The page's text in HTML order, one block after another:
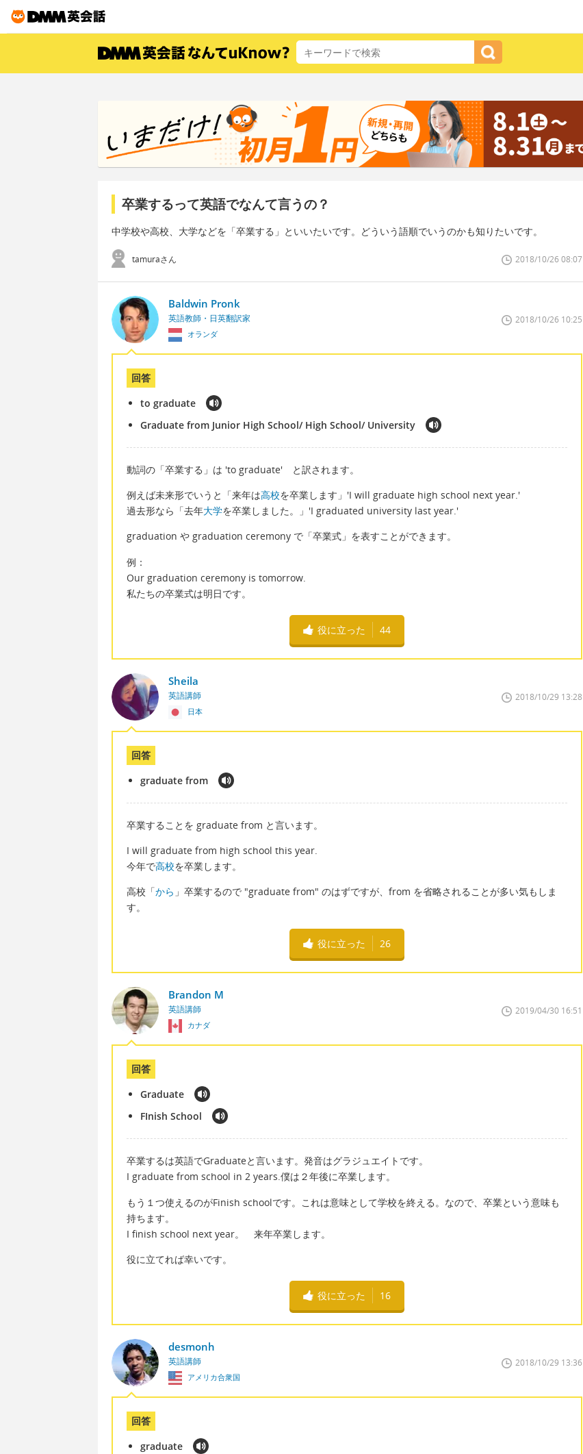
卒業するって英語でなんて言うの？
中学校や高校、大学などを「卒業する」といいたいです。どういう語順でいうのかも知りたいです。
tamuraさん 2018/10/26 08:07
Baldwin Pronk
英語教師・日英翻訳家
オランダ
2018/10/26 10:25
回答
to graduate
Graduate from Junior High School/ High School/ University
動詞の「卒業する」は 'to graduate' と訳されます。
例えば未来形でいうと「来年は高校を卒業します」'I will graduate high school next year.'
過去形なら「去年大学を卒業しました。」'I graduated university last year.'
graduation や graduation ceremony で「卒業式」を表すことができます。
例：
Our graduation ceremony is tomorrow.
私たちの卒業式は明日です。
役に立った 44
Sheila
英語講師
日本
2018/10/29 13:28
回答
graduate from
卒業することを graduate from と言います。
I will graduate from high school this year.
今年で高校を卒業します。
高校「から 」卒業するので "graduate from" のはずですが、from を省略されることが多い気もしま
す。
役に立った 26
Brandon M
英語講師
カナダ
2019/04/30 16:51
回答
Graduate
FInish School
卒業するは英語でGraduateと言います。発音はグラジュエイトです。
I graduate from school in 2 years.僕は２年後に卒業します。
もう１つ使えるのがFinish schoolです。これは意味として学校を終える。なので、卒業という意味も
持ちます。
I finish school next year。 来年卒業します。
役に立てれば幸いです。
役に立った 16
desmonh
英語講師
アメリカ合衆国
2018/10/29 13:36
回答
graduate